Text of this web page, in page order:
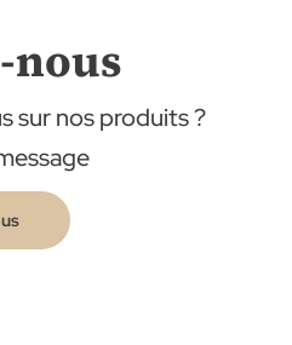
nous
sur nos produits ?